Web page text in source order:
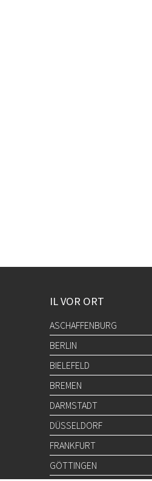
IL VOR ORT
ASCHAFFENBURG
BERLIN
BIELEFELD
BREMEN
DARMSTADT
DÜSSELDORF
FRANKFURT
GÖTTINGEN